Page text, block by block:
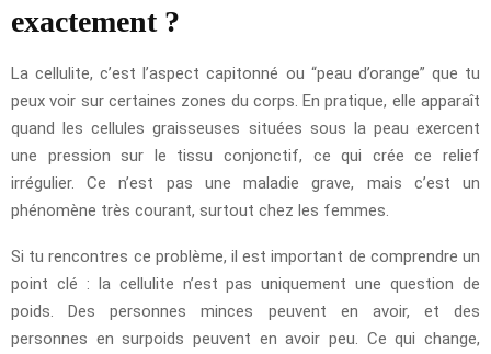
exactement ?
La cellulite, c’est l’aspect capitonné ou “peau d’orange” que tu
peux voir sur certaines zones du corps. En pratique, elle apparaît
quand les cellules graisseuses situées sous la peau exercent
une pression sur le tissu conjonctif, ce qui crée ce relief
irrégulier. Ce n’est pas une maladie grave, mais c’est un
phénomène très courant, surtout chez les femmes.
Si tu rencontres ce problème, il est important de comprendre un
point clé : la cellulite n’est pas uniquement une question de
poids. Des personnes minces peuvent en avoir, et des
personnes en surpoids peuvent en avoir peu. Ce qui change,